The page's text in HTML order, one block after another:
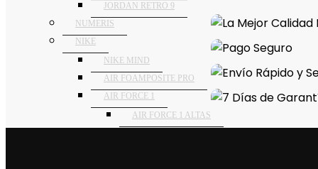
JORDAN RETRO 9
NUMERIS
NIKE
NIKE MIND
AIR FOAMPOSITE PRO
AIR FORCE 1
AIR FORCE 1 ALTAS